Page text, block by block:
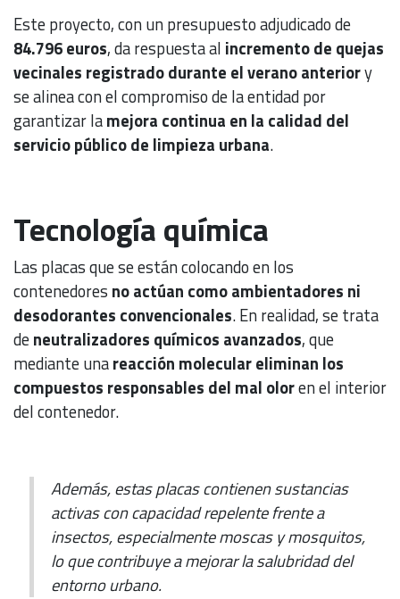
Este proyecto, con un presupuesto adjudicado de
84.796 euros, da respuesta al incremento de quejas
vecinales registrado durante el verano anteriory
se alinea con el compromiso de la entidad por
garantizar lamejora continua en la calidad del
servicio público de limpieza urbana.
Tecnología química
Las placas que se están colocando en los
contenedores no actúan como ambientadores ni
desodorantes convencionales. En realidad, se trata
deneutralizadores químicos avanzados, que
mediante unareacción molecular eliminan los
compuestos responsables del mal oloren el interior
del contenedor.
Además, estas placas contienen sustancias
activas con capacidad repelente frente a
insectos, especialmente moscas y mosquitos,
lo que contribuye a mejorar la salubridad del
entorno urbano.